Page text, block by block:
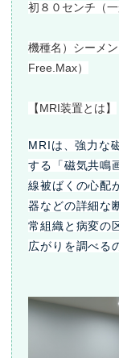
初８０センチ（
機種名）シーメ
Free.Max）
【MRI装置とは】
MRIは、強力な
する「磁気共鳴
線被ばくの心配
器などの詳細な
常組織と病変の
広がりを調べる